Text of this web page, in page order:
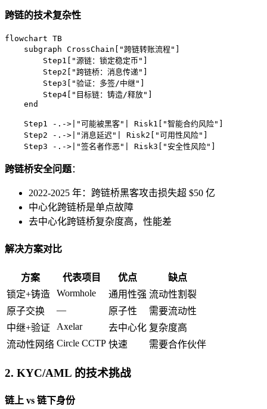
跨链的技术复杂性
flowchart TB
    subgraph CrossChain["跨链转账流程"]
        Step1["源链：锁定稳定币"]
        Step2["跨链桥：消息传递"]
        Step3["验证：多签/中继"]
        Step4["目标链：铸造/释放"]
    end
    Step1 -.->|"可能被黑客"| Risk1["智能合约风险"]
    Step2 -.->|"消息延迟"| Risk2["可用性风险"]
    Step3 -.->|"签名者作恶"| Risk3["安全性风险"]
跨链桥安全问题：
2022-2025 年：跨链桥黑客攻击损失超 $50 亿
中心化跨链桥是单点故障
去中心化跨链桥复杂度高，性能差
解决方案对比
方案 代表项目 优点
缺点
锁定+铸造
Wormhole 通用性强 流动性割裂
原子交换
— 原子性
需要流动性
中继+验证
Axelar 去中心化 复杂度高
流动性网络 Circle CCTP 快速 需要合作伙伴
2. KYC/AML 的技术挑战
链上 vs 链下身份